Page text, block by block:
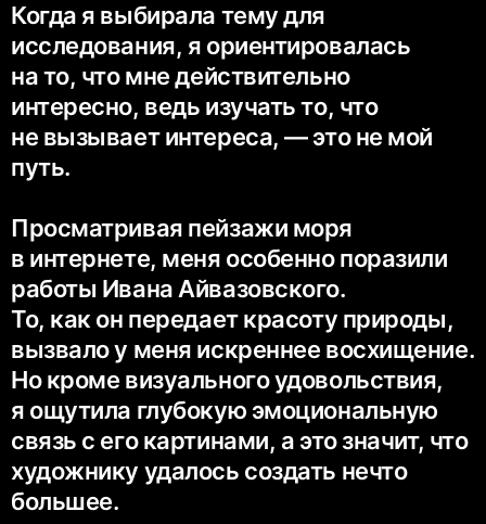
Когда я выбирала тему для
исследования, я ориентировалась
на то, что мне действительно
интересно, ведь изучать то, что
не вызывает интереса, — это не мой
путь.
Просматривая пейзажи моря
в интернете, меня особенно поразили
работы Ивана Айвазовского.
То, как он передает красоту природы,
вызвало у меня искреннее восхищение.
Но кроме визуального удовольствия,
я ощутила глубокую эмоциональную
связь с его картинами, а это значит, что
художнику удалось создать нечто
большее.